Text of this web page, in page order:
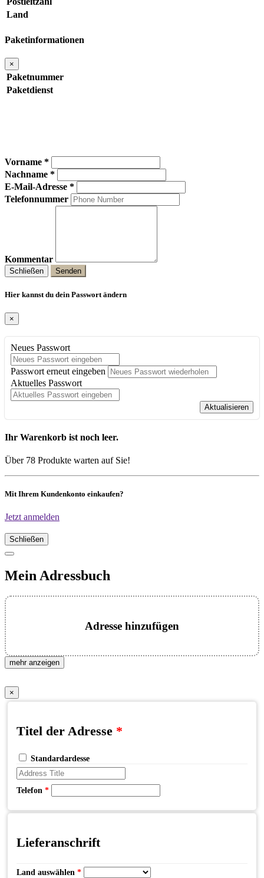
Land
Paketinformationen
×
Paketnummer
Paketdienst
Vorname *
Nachname *
E-Mail-Adresse *
Telefonnummer
Kommentar
Schließen Senden
Hier kannst du dein Passwort ändern
×
Neues Passwort
Passwort erneut eingeben
Aktuelles Passwort
Aktualisieren
Ihr Warenkorb ist noch leer.
Über 78 Produkte warten auf Sie!
Mit Ihrem Kundenkonto einkaufen?
Jetzt anmelden
Schließen
Mein Adressbuch
Adresse hinzufügen
mehr anzeigen
×
Titel der Adresse *
Standardardesse
Telefon *
Lieferanschrift
Land auswählen *